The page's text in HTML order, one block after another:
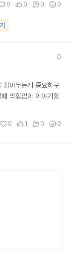
0 0 0 0
잡아두는게 중요하구
막힘없이 이야기할
0 1 0 0